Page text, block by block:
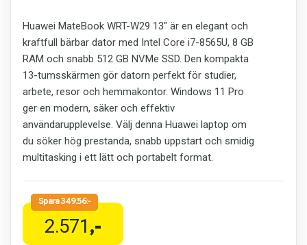
Huawei MateBook WRT-W29 13" är en elegant och
kraftfull bärbar dator med Intel Core i7-8565U, 8 GB
RAM och snabb 512 GB NVMe SSD. Den kompakta
13-tumsskärmen gör datorn perfekt för studier,
arbete, resor och hemmakontor. Windows 11 Pro
ger en modern, säker och effektiv
användarupplevelse. Välj denna Huawei laptop om
du söker hög prestanda, snabb uppstart och smidig
multitasking i ett lätt och portabelt format.
2.571,-